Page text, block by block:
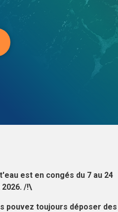
est en congés du 7 au 24
2026. /!\
pouvez toujours déposer des